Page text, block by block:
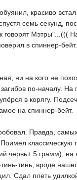
красиво
семь секунд,
говорят Мэтры"...(((
в спиннер-
ни на кого не
по-началу. На
в корягу.
на спиннер-бейт.
Правда,
классическую
червь+ 5 грамм), на
тинь, вроде
Сдал плеть